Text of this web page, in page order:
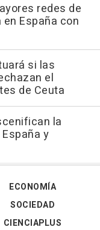
redes de
España con
si las
el
de Ceuta
la
y
ECONOMÍA
SOCIEDAD
CIENCIAPLUS